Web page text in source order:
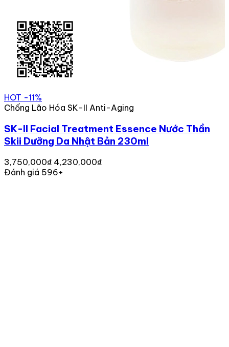
HOT -11%
Chống Lão Hóa SK-II Anti-Aging
SK-II Facial Treatment Essence Nước Thần
Skii Dưỡng Da Nhật Bản 230ml
3,750,000₫ 4,230,000₫
Đánh giá 596+